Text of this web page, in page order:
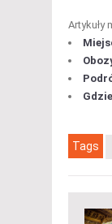
Artykuły
Tags